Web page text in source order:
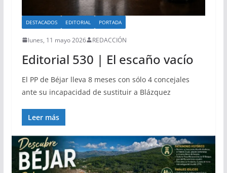
DESTACADOS EDITORIAL PORTADA
lunes, 11 mayo 2026 REDACCIÓN
Editorial 530 | El escaño vacío
El PP de Béjar lleva 8 meses con sólo 4 concejales
ante su incapacidad de sustituir a Blázquez
Leer más